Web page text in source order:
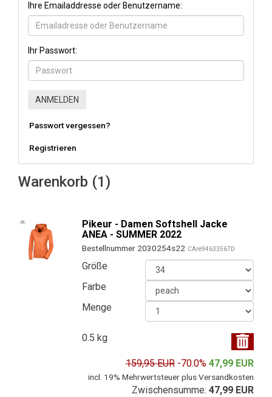
Ihre Emailaddresse oder Benutzername:
Ihr Passwort:
Passwort vergessen?
Registrieren
Warenkorb (1)
Pikeur - Damen Softshell Jacke
ANEA - SUMMER 2022
Bestellnummer 2030254s22 CAre94633567D
Größe
Farbe
Menge
0.5 kg
159,95 EUR -70.0% 47,99 EUR
incl. 19% Mehrwertsteuer plus Versandkosten
Zwischensumme: 47,99 EUR